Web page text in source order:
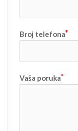
Broj telefona
Vaša poruka